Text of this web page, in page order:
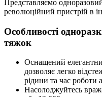
Представляємо
революційний пристрій в
Особливості
тяжок
Оснащений
дозволяє легко
рідини та час роботи
Насолоджуйтесь